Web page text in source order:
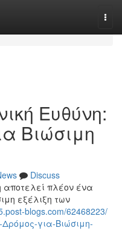
Ευθύνη:
Βιώσιμη
Discuss
αποτελεί πλέον ένα
εξέλιξη των
blogs.com/62468223/
Δρόμος-για-Βιώσιμη-